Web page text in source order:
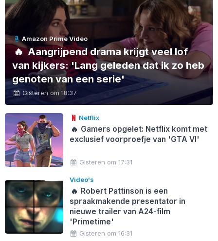
Amazon Prime Video
🔥Aangrijpend drama krijgt veel lof
van kijkers: 'Lang geleden dat ik zo heb
genoten van een serie'
Gisteren om 18:37
Netflix
🔥 Gamers opgelet: Netflix komt met
exclusief voorproefje van 'GTA VI'
Gisteren om 17:31
Video's
🔥 Robert Pattinson is een
spraakmakende presentator in
nieuwe trailer van A24-film
'Primetime'
Gisteren om 16:31